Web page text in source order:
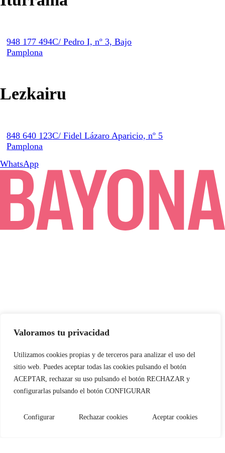
Valoramos tu privacidad
Utilizamos cookies propias y de terceros para analizar el uso del
sitio web. Puedes aceptar todas las cookies pulsando el botón
ACEPTAR, rechazar su uso pulsando el botón RECHAZAR y
configurarlas pulsando el botón CONFIGURAR
Configurar Rechazar cookies Aceptar cookies
948 177 494C/ Pedro I, nº 3, Bajo
Pamplona
Lezkairu
848 640 123C/ Fidel Lázaro Aparicio, nº 5
Pamplona
WhatsApp